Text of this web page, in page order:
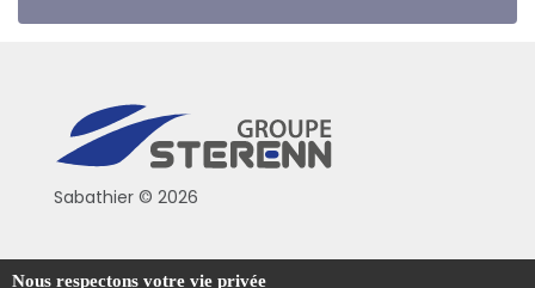
Sabathier © 2026
Politique de confidentialité
Nous respectons votre vie privée